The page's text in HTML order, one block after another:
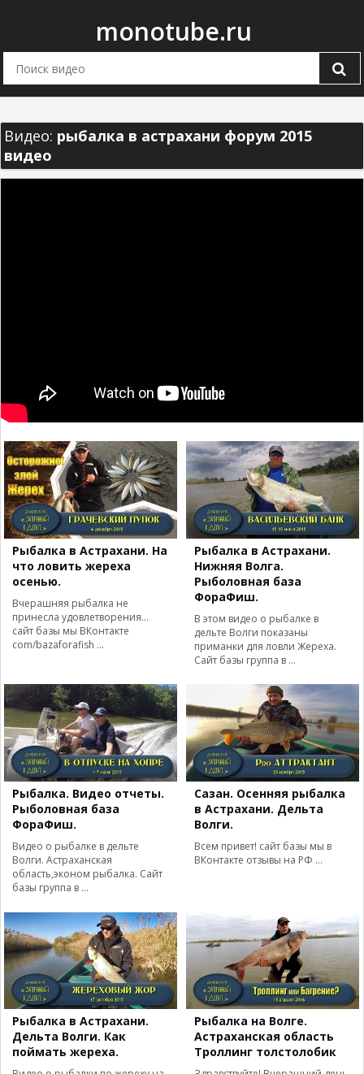
monotube.ru
Видео: рыбалка в астрахани форум 2015
видео
Рыбалка в Астрахани. На
что ловить жереха
осенью.
Вчерашняя рыбалка не
принесла удовлетворения...
сайт базы мы ВКонтакте
com/bazaforafish ...
Рыбалка в Астрахани.
Нижняя Волга.
Рыболовная база
ФораФиш.
В этом видео о рыбалке в
дельте Волги показаны
приманки для ловли Жереха.
Сайт базы группа в ...
Рыбалка. Видео отчеты.
Рыболовная база
ФораФиш.
Видео о рыбалке в дельте
Волги. Астраханская
область,эконом рыбалка. Сайт
базы группа в ...
Сазан. Осенняя рыбалка
в Астрахани. Дельта
Волги.
Всем привет! сайт базы мы в
ВКонтакте отзывы на РФ ...
Рыбалка в Астрахани.
Дельта Волги. Как
поймать жереха.
Рыбалка на Волге.
Астраханская область
Троллинг толстолобик